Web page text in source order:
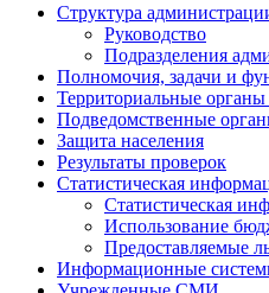
Структура
Руководство
Подразделения
Полномочия, задачи и
Территориальные органы
Подведомственные
Защита населения
Результаты проверок
Статистическая
Статистическая
Использование
Предоставляемые
Информационные